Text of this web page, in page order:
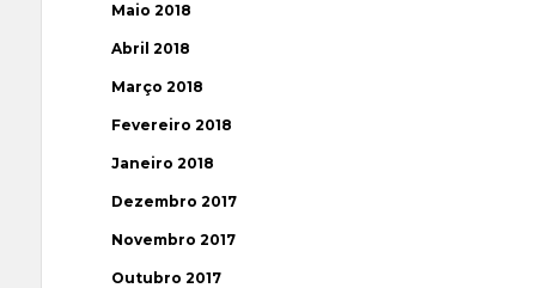
Maio 2018
Abril 2018
Março 2018
Fevereiro 2018
Janeiro 2018
Dezembro 2017
Novembro 2017
Outubro 2017